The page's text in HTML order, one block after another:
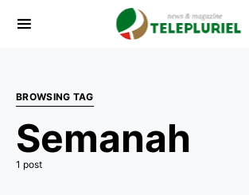
BROWSING TAG
Semanah
1 post